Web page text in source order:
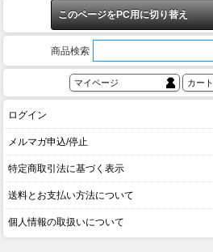
このページをPC用に切り替え
商品検索
マイページ カート
ログイン
メルマガ申込/停止
特定商取引法に基づく表示
送料とお支払い方法について
個人情報の取扱いについて